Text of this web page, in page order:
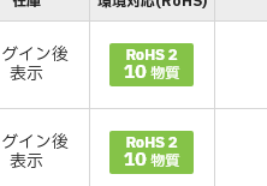
イン後
表示
イン後
表示